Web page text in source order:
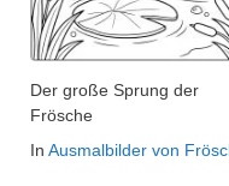
Der große Sprung der
Frösche
In Ausmalbilder von